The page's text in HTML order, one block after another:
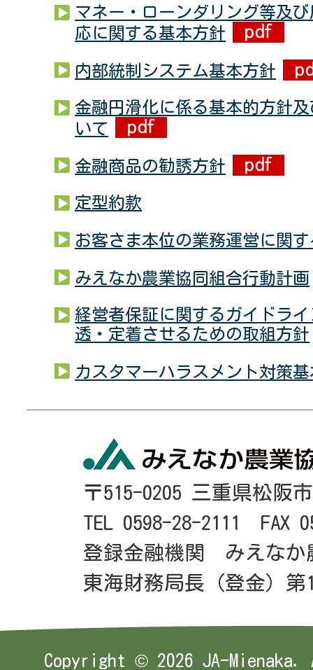
マネー・ローンダリング等及
応に関する基本方針
内部統制システム基本方針
金融円滑化に係る基本的方針
いて
金融商品の勧誘方針
定型約款
お客さま本位の業務運営に関
みえなか農業協同組合行動計画
経営者保証に関するガイドラ
透・定着させるための取組方針
カスタマーハラスメント対策
〒515-0205 三重県松阪
TEL 0598-28-2111 FAX
登録金融機関 みえなか
東海財務局長（登金）第
Copyright © 2026 JA-